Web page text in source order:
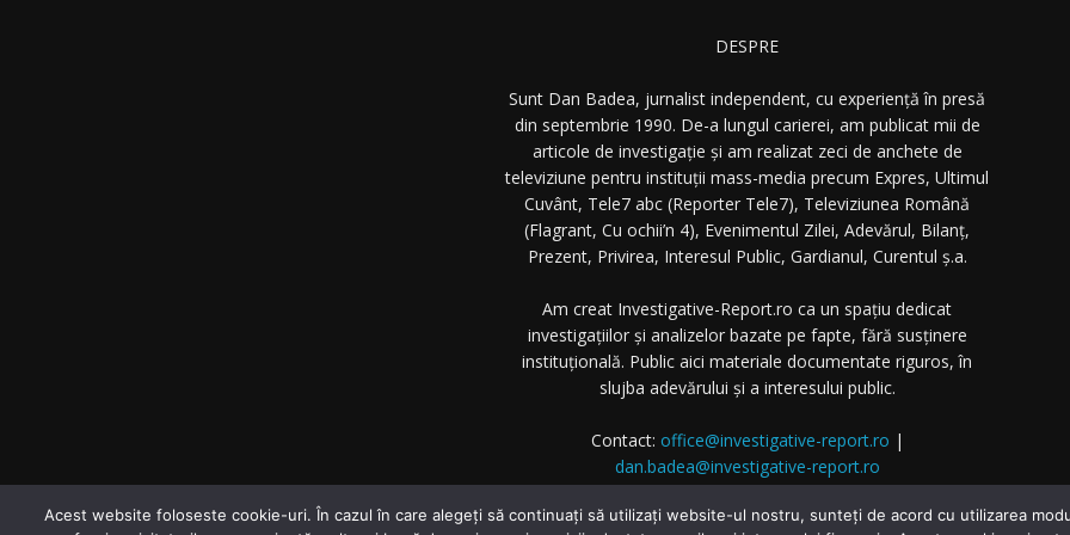
DESPRE
Sunt Dan Badea, jurnalist independent, cu experiență în presă
din septembrie 1990. De-a lungul carierei, am publicat mii de
articole de investigație și am realizat zeci de anchete de
televiziune pentru instituții mass-media precum Expres, Ultimul
Cuvânt, Tele7 abc (Reporter Tele7), Televiziunea Română
(Flagrant, Cu ochii’n 4), Evenimentul Zilei, Adevărul, Bilanț,
Prezent, Privirea, Interesul Public, Gardianul, Curentul ș.a.
Am creat Investigative-Report.ro ca un spațiu dedicat
investigațiilor și analizelor bazate pe fapte, fără susținere
instituțională. Public aici materiale documentate riguros, în
slujba adevărului și a interesului public.
Contact: office@investigative-report.ro |
dan.badea@investigative-report.ro
© 2025 Investigative-Report.ro. Toate drepturile rezervate.
Acest website foloseste cookie-uri. În cazul în care alegeți să continuați să utilizați website-ul nostru, sunteți de acord cu utilizarea